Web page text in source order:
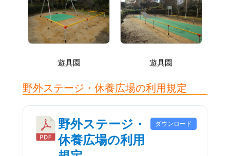
遊具園 遊具園
野外ステージ・休養広場の利用規定
野外ステージ・
休養広場の利用
ダウンロード